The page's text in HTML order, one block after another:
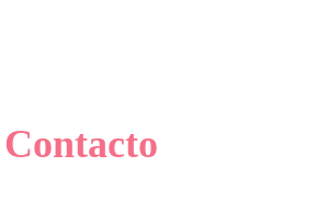
Contacto